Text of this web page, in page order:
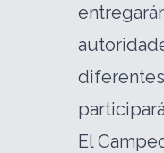
El